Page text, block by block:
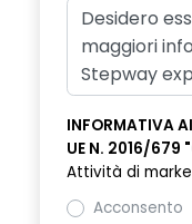
INFORMATIVA
UE N. 2016/679
Attività di
Acconsento